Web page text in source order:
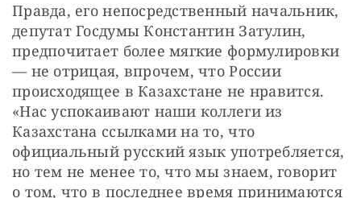
Правда, его непосредственный начальник,
депутат Госдумы Константин Затулин,
предпочитает более мягкие формулировки
— не отрицая, впрочем, что России
происходящее в Казахстане не нравится.
«Нас успокаивают наши коллеги из
Казахстана ссылками на то, что
официальный русский язык употребляется,
но тем не менее то, что мы знаем, говорит
о том, что в последнее время принимаются